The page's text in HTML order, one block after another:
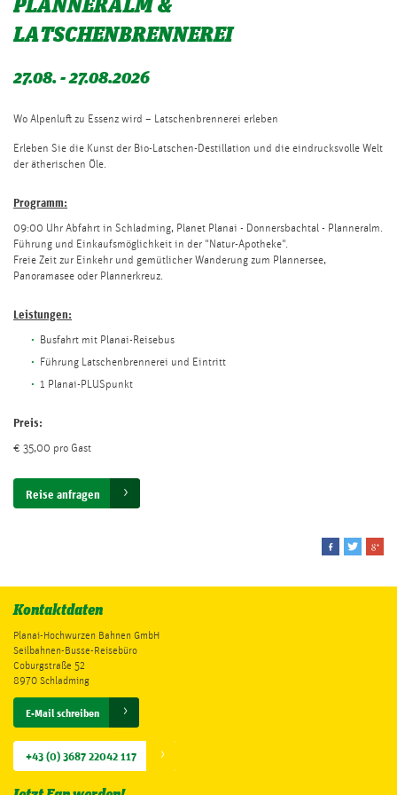
LATSCHENBRENNEREI
27.08. - 27.08.2026
Wo Alpenluft zu Essenz wird – Latschenbrennerei erleben
Erleben Sie die Kunst der Bio-Latschen-Destillation und die eindrucksvolle Welt
der ätherischen Öle.
Programm:
09:00 Uhr Abfahrt in Schladming, Planet Planai - Donnersbachtal - Planneralm.
Führung und Einkaufsmöglichkeit in der "Natur-Apotheke".
Freie Zeit zur Einkehr und gemütlicher Wanderung zum Plannersee,
Panoramasee oder Plannerkreuz.
Leistungen:
Busfahrt mit Planai-Reisebus
Führung Latschenbrennerei und Eintritt
1 Planai-PLUSpunkt
Preis:
€ 35,00 pro Gast
Reise anfragen
Kontaktdaten
Planai-Hochwurzen Bahnen GmbH
Seilbahnen-Busse-Reisebüro
Coburgstraße 52
8970 Schladming
E-Mail schreiben
+43 (0) 3687 22042 117